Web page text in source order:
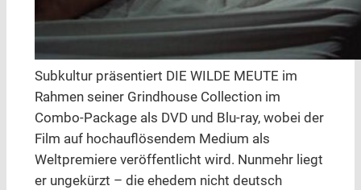
Subkultur präsentiert DIE WILDE MEUTE im
Rahmen seiner Grindhouse Collection im
Combo-Package als DVD und Blu-ray, wobei der
Film auf hochauflösendem Medium als
Weltpremiere veröffentlicht wird. Nunmehr liegt
er ungekürzt – die ehedem nicht deutsch